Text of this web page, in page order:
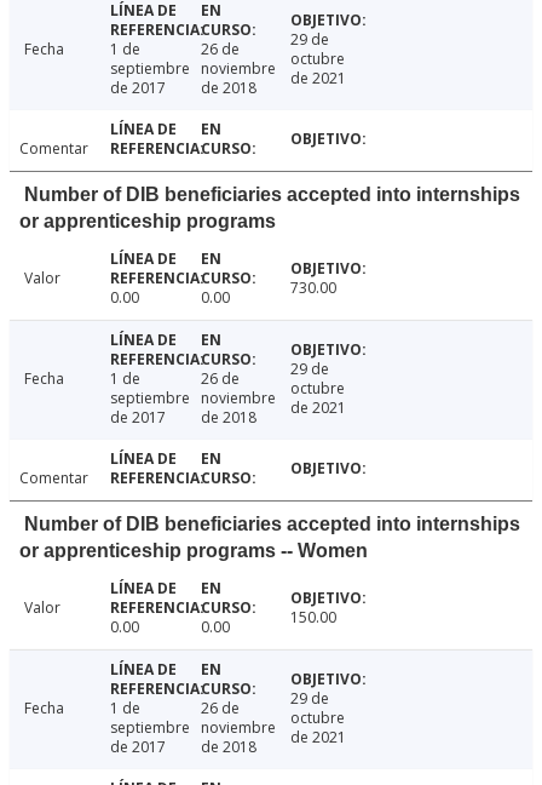
Fecha
1 de
septiembre
de 2017
26 de
noviembre
de 2018
29 de
octubre
de 2021
Comentar
Number of DIB beneficiaries accepted into internships
or apprenticeship programs
Valor
0.00
0.00 730.00
Fecha
1 de
septiembre
de 2017
26 de
noviembre
de 2018
29 de
octubre
de 2021
Comentar
Number of DIB beneficiaries accepted into internships
or apprenticeship programs -- Women
Valor
0.00
0.00 150.00
Fecha
1 de
septiembre
de 2017
26 de
noviembre
de 2018
29 de
octubre
de 2021